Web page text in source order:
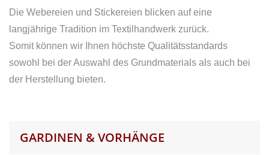
GARDINEN & VORHÄNGE
Die Webereien und Stickereien blicken auf eine
langjährige Tradition im Textilhandwerk zurück.
Somit können wir Ihnen höchste Qualitätsstandards
sowohl bei der Auswahl des Grundmaterials als auch bei
der Herstellung bieten.